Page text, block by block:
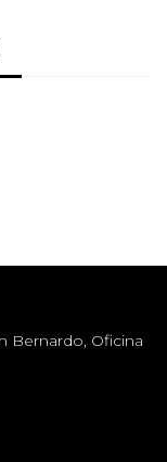
Bernardo, Oficina